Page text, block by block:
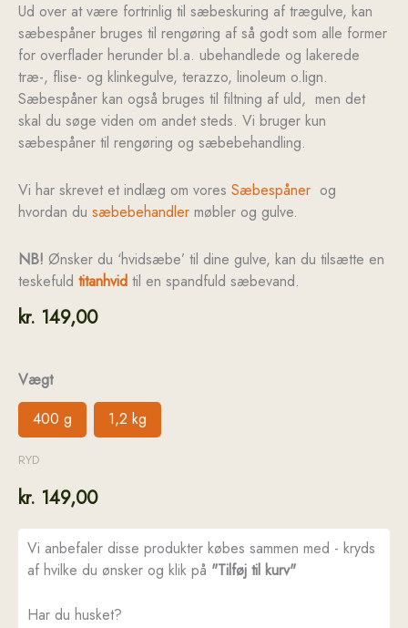
Ud over at være fortrinlig til sæbeskuring af trægulve, kan
sæbespåner bruges til rengøring af så godt som alle former
for overflader herunder bl.a. ubehandlede og lakerede
træ-, flise- og klinkegulve, terazzo, linoleum o.lign.
Sæbespåner kan også bruges til filtning af uld, men det
skal du søge viden om andet steds. Vi bruger kun
sæbespåner til rengøring og sæbebehandling.
Vi har skrevet et indlæg om vores Sæbespåner og
hvordan du sæbebehandler møbler og gulve.
NB! Ønsker du ‘hvidsæbe’ til dine gulve, kan du tilsætte en
teskefuld titanhvid til en spandfuld sæbevand.
kr. 149,00
Vægt
400 g
1,2 kg
RYD
kr. 149,00
Vi anbefaler disse produkter købes sammen med - kryds
af hvilke du ønsker og klik på "Tilføj til kurv"
Har du husket?